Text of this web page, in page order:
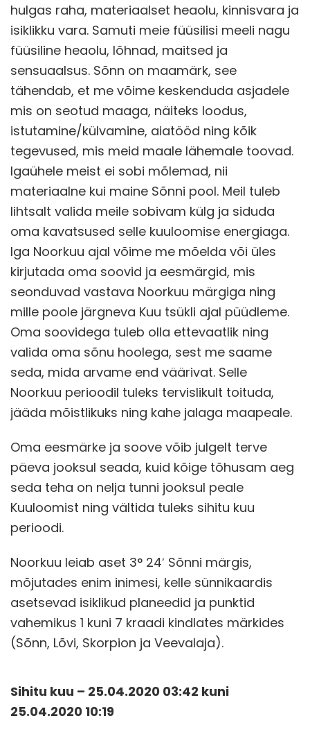
hulgas raha, materiaalset heaolu, kinnisvara ja
isiklikku vara. Samuti meie füüsilisi meeli nagu
füüsiline heaolu, lõhnad, maitsed ja
sensuaalsus. Sõnn on maamärk, see
tähendab, et me võime keskenduda asjadele
mis on seotud maaga, näiteks loodus,
istutamine/külvamine, aiatööd ning kõik
tegevused, mis meid maale lähemale toovad.
Igaühele meist ei sobi mõlemad, nii
materiaalne kui maine Sõnni pool. Meil tuleb
lihtsalt valida meile sobivam külg ja siduda
oma kavatsused selle kuuloomise energiaga.
Iga Noorkuu ajal võime me mõelda või üles
kirjutada oma soovid ja eesmärgid, mis
seonduvad vastava Noorkuu märgiga ning
mille poole järgneva Kuu tsükli ajal püüdleme.
Oma soovidega tuleb olla ettevaatlik ning
valida oma sõnu hoolega, sest me saame
seda, mida arvame end väärivat. Selle
Noorkuu perioodil tuleks tervislikult toituda,
jääda mõistlikuks ning kahe jalaga maapeale.
Oma eesmärke ja soove võib julgelt terve
päeva jooksul seada, kuid kõige tõhusam aeg
seda teha on nelja tunni jooksul peale
Kuuloomist ning vältida tuleks sihitu kuu
perioodi.
Noorkuu leiab aset 3° 24′ Sõnni märgis,
mõjutades enim inimesi, kelle sünnikaardis
asetsevad isiklikud planeedid ja punktid
vahemikus 1 kuni 7 kraadi kindlates märkides
(Sõnn, Lõvi, Skorpion ja Veevalaja).
Sihitu kuu – 25.04.2020 03:42 kuni
25.04.2020 10:19